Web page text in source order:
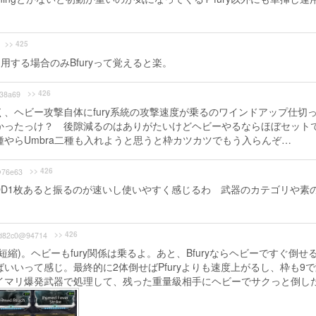
>> 425
する場合のみBfuryって覚えると楽。
>> 426
ヘビー攻撃自体にfury系統の攻撃速度が乗るのワインドアップ仕切っ
ったっけ？ 後隙減るのはありがたいけどヘビーやるならほぼセット
らUmbra二種も入れようと思うと枠カツカツでもう入らんぞ…
>> 426
枚あると振るのが速いし使いやすく感じるわ 武器のカテゴリや素
>> 426
縮)。ヘビーもfury関係は乗るよ。あと、Bfuryならヘビーですぐ倒せる
いって感じ。最終的に2体倒せばPfuryよりも速度上がるし、枠も9
リ爆発武器で処理して、残った重量級相手にヘビーでサクっと倒し